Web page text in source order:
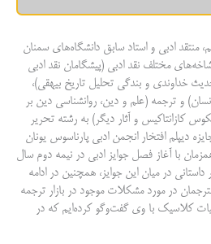
منتقد ادبی و استاد سابق دانشگاه‌های سمنان
مختلف نقد ادبی (پیشگامان نقد ادبی
خداوندی و بندگی تحلیل تاریخ بیهقی)،
و ترجمه (علم و دین، روانشناسی دین بر
کازانتاکیس و آثار دیگر) به رشته تحریر
و در سال ۲۰۰۶ برنده جایزه دیپلم افتخار انجمن ادبی پارناسوس یونان
با آغاز فصل جوایز ادبی در نیمه دوم سال
در میان این جوایز، همچنین در ادامه
در مورد مشکلات موجود در بازار ترجمه
کلاسیک با وی گفت‌وگو کرده‌ایم که در